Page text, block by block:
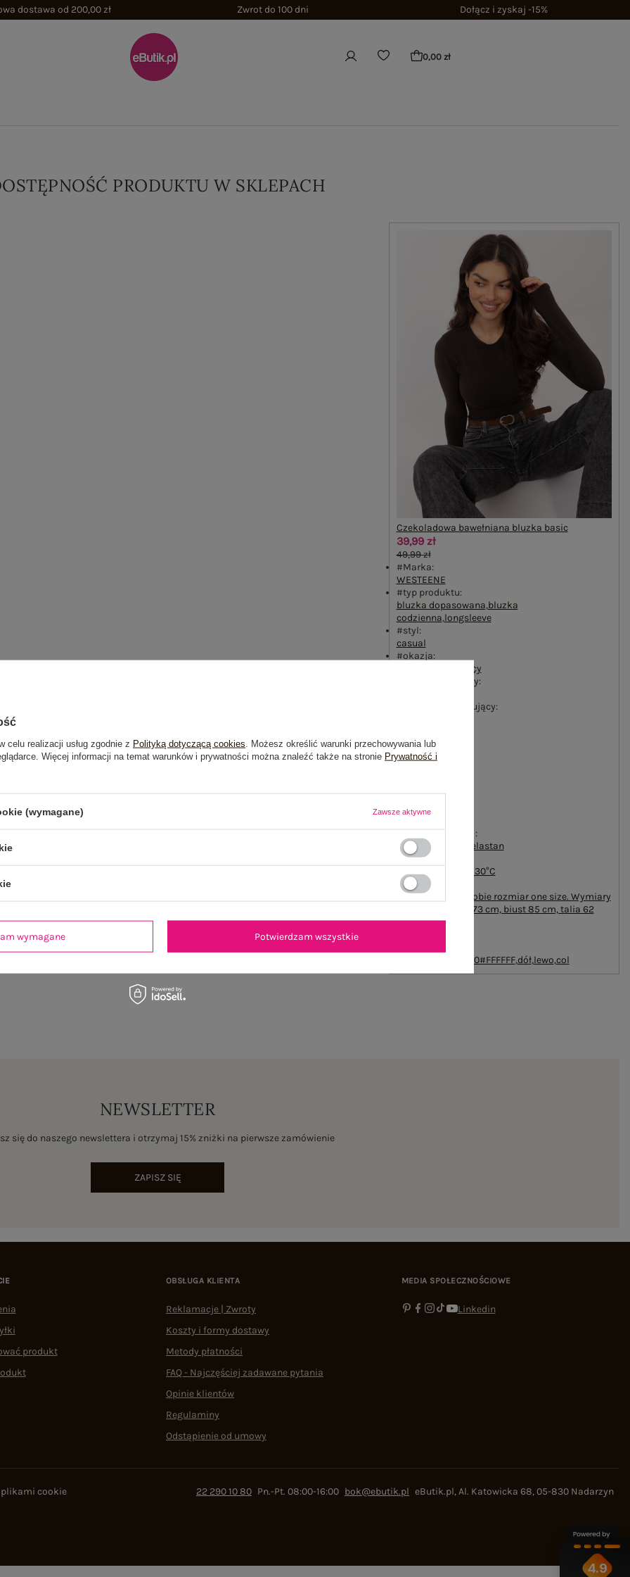
dostawa od 200,00 zł Zwrot do 100 dni Dołącz i zyskaj -15%
0,00 zł
PRODUKTU W SKLEPACH
Czekoladowa bawełniana bluzka basic
39,99 zł
49,99 zł
#Marka:
WESTEENE
#typ produktu:
bluzka dopasowana,bluzka
codzienna,longsleeve
#styl:
casual
#okazja:
do pracy
#wzór dominujący:
#materiał dominujący:
standardowa
#rękaw:
#zapięcie:
#skład materiału :
95% bawełna
5% elastan
#sposób prania :
pranie w pralce w 30°C
#modelka:
Modelka ma na sobie rozmiar one size. Wymiary
modelki: wzrost 173 cm, biust 85 cm, talia 62
cm, biodra 95 cm
COMFORT#546070#FFFFFF,dół,lewo,col
NEWSLETTER
się do naszego newslettera i otrzymaj 15% zniżki na pierwsze zamówienie
ZAPISZ SIĘ
produkt
OBSŁUGA KLIENTA
Reklamacje | Zwroty
Koszty i formy dostawy
Metody płatności
FAQ - Najczęściej zadawane pytania
Opinie klientów
Regulaminy
Odstąpienie od umowy
MEDIA SPOŁECZNOŚCIOWE
Linkedin
cookie 22 290 10 80 Pn.-Pt. 08:00-16:00 bok@ebutik.pl eButik.pl,Al. Katowicka 68,05-830 Nadarzyn
4.9
celu realizacji usług zgodnie z Polityką dotyczącą cookies . Możesz określić warunki przechowywania lub
Więcej informacji na temat warunków i prywatności można znaleźć także na stronie Prywatność i
(wymagane) Zawsze aktywne
wymagane Potwierdzam wszystkie